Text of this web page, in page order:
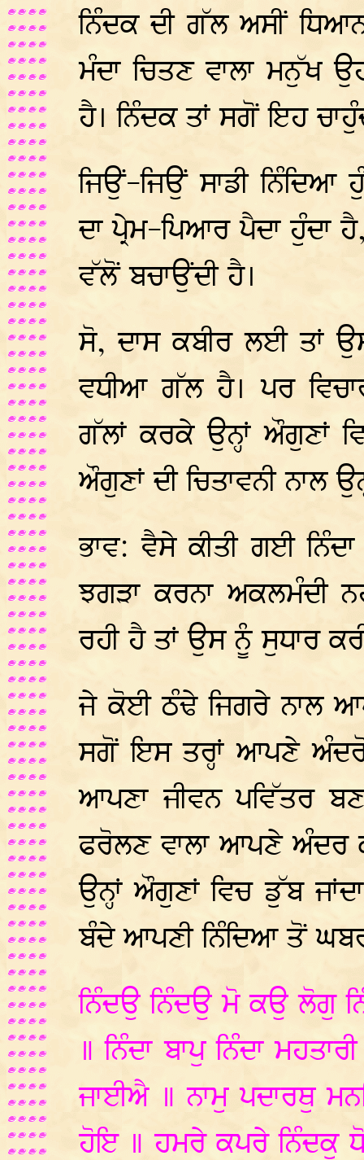
ਨਿੰਦਕ ਦੀ ਗੱਲ ਅਸੀਂ
ਮੰਦਾ ਚਿਤਣ ਵਾਲਾ ਮਨੁੱਖ
ਹੈ। ਨਿੰਦਕ ਤਾਂ ਸਗੋਂ ਇਹ
ਜਿਉਂ-ਜਿਉਂ ਸਾਡੀ ਨਿੰਦਿਆ
ਦਾ ਪ੍ਰੇਮ-ਪਿਆਰ ਪੈਦਾ ਹੁੰਦਾ
ਵੱਲੋਂ ਬਚਾਉਂਦੀ ਹੈ।
ਸੋ, ਦਾਸ ਕਬੀਰ ਲਈ ਤਾਂ
ਵਧੀਆ ਗੱਲ ਹੈ। ਪਰ
ਗੱਲਾਂ ਕਰਕੇ ਉਨ੍ਹਾਂ ਔਗੁਣਾਂ
ਔਗੁਣਾਂ ਦੀ ਚਿਤਾਵਨੀ ਨਾਲ
ਭਾਵ: ਵੈਸੇ ਕੀਤੀ ਗਈ
ਝਗੜਾ ਕਰਨਾ ਅਕਲਮੰਦੀ
ਰਹੀ ਹੈ ਤਾਂ ਉਸ ਨੂੰ ਸੁਧਾਰ
ਜੇ ਕੋਈ ਠੰਢੇ ਜਿਗਰੇ ਨਾਲ
ਸਗੋਂ ਇਸ ਤਰ੍ਹਾਂ ਆਪਣੇ
ਆਪਣਾ ਜੀਵਨ ਪਵਿੱਤਰ
ਫਰੋਲਣ ਵਾਲਾ ਆਪਣੇ ਅੰਦਰ
ਉਨ੍ਹਾਂ ਔਗੁਣਾਂ ਵਿਚ ਡੁੱਬ
ਬੰਦੇ ਆਪਣੀ ਨਿੰਦਿਆ ਤੋਂ
ਨਿੰਦਉ ਨਿੰਦਉ ਮੋ ਕਉ ਲੋਗੁ
॥ ਨਿੰਦਾ ਬਾਪੁ ਨਿੰਦਾ
ਜਾਈਐ ॥ ਨਾਮੁ ਪਦਾਰਥੁ
ਹੋਇ ॥ ਹਮਰੇ ਕਪਰੇ ਨਿੰਦਕੁ